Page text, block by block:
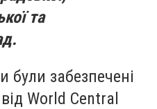
та
були забезпечені
World Central